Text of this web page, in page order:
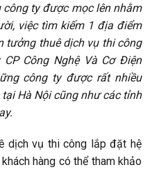
ty được mọc lên nhằm
việc tìm kiếm 1 địa điểm
tưởng thuê dịch vụ thi công
CP Công Nghệ Và Cơ Điện
công ty được rất nhiều
Hà Nội cũng như các tỉnh
dịch vụ thi công lắp đặt hệ
hàng có thể tham khảo